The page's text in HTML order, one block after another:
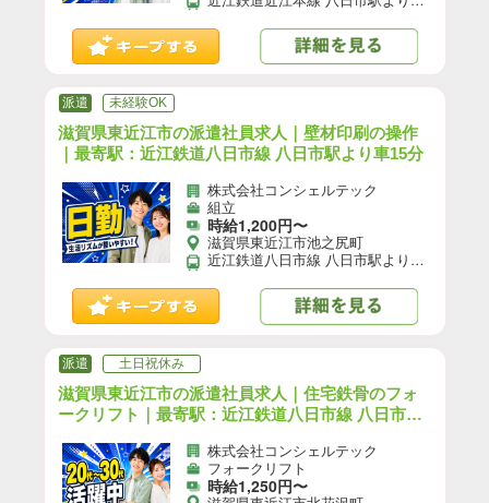
派遣 未経験OK
滋賀県東近江市の派遣社員求人｜壁材印刷の操作
｜最寄駅：近江鉄道八日市線 八日市駅より車15分
株式会社コンシェルテック
組立
時給1,200円〜
滋賀県東近江市池之尻町
近江鉄道八日市線 八日市駅より車15分 【自動車通勤】可(無料駐車場あり)／【自転車通勤】可／※就業先により異なる可能性あり。応募時お問い合わせください。
派遣 土日祝休み
滋賀県東近江市の派遣社員求人｜住宅鉄骨のフォ
ークリフト｜最寄駅：近江鉄道八日市線 八日市駅
株式会社コンシェルテック
フォークリフト
時給1,250円〜